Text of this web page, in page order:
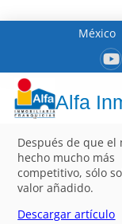
México
Alfa
Después de que el
hecho mucho más
competitivo, sólo
valor añadido.
Descargar artículo